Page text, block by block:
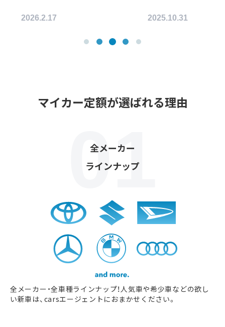
2026.2.17 2025.10.31
マイカー定額が選ばれる理由
全メーカー
ラインナップ
全メーカー・全車種ラインナップ！人気車や希少車などの欲し
い新車は、carsエージェントにおまかせください。